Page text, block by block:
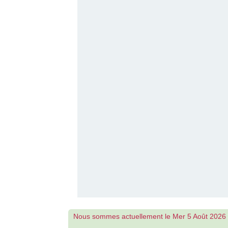
Nous sommes actuellement le Mer 5 Août 2026